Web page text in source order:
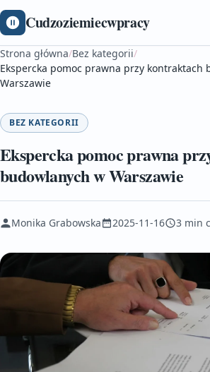
Cudzoziemiecwpracy
Strona główna/Bez kategorii/
Ekspercka pomoc prawna przy kontraktach
Warszawie
BEZ KATEGORII
Ekspercka pomoc prawna
budowlanych w Warszawie
Monika Grabowska 2025-11-16 3 min